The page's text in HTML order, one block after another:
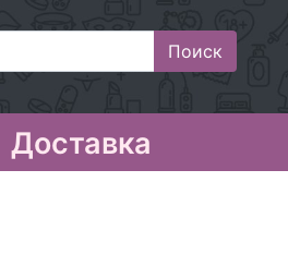
Доставка